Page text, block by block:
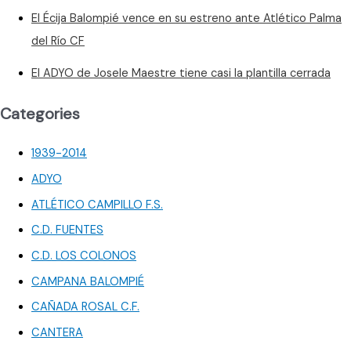
El Écija Balompié vence en su estreno ante Atlético Palma
del Río CF
El ADYO de Josele Maestre tiene casi la plantilla cerrada
Categories
1939-2014
ADYO
ATLÉTICO CAMPILLO F.S.
C.D. FUENTES
C.D. LOS COLONOS
CAMPANA BALOMPIÉ
CAÑADA ROSAL C.F.
CANTERA